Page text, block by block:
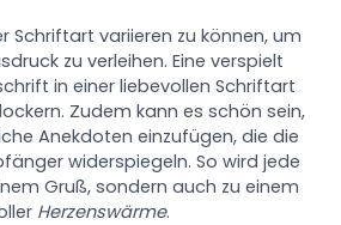
Schriftart variieren zu können, um
zu verleihen. Eine verspielt
in einer liebevollen Schriftart
Zudem kann es schön sein,
Anekdoten einzufügen, die die
widerspiegeln. So wird jede
Gruß, sondern auch zu einem
Herzenswärme.